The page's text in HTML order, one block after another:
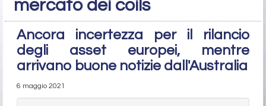
mercato dei coils
Ancora incertezza per il rilancio
degli asset europei, mentre
arrivano buone notizie dall'Australia
6 maggio 2021